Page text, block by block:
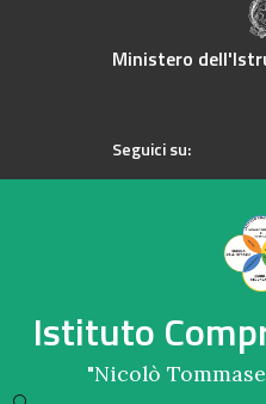
Ministero
Seguici su:
Istituto
"Nicolò